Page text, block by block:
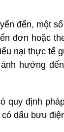
đến, một
đơn hoặc
nại thực tế
hưởng
quy định
dấu bưu